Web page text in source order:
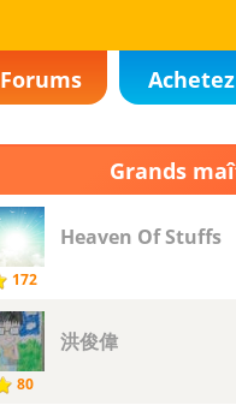
Forums
Grands
172
Heaven Of Stuffs
80
洪俊偉